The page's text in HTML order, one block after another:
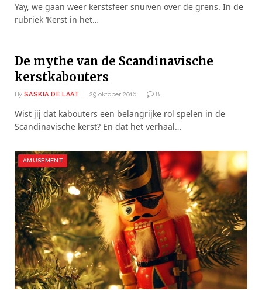
Yay, we gaan weer kerstsfeer snuiven over de grens. In de
rubriek ‘Kerst in het…
De mythe van de Scandinavische
kerstkabouters
By SASKIA DE LAAT 29 oktober 2016 8
Wist jij dat kabouters een belangrijke rol spelen in de
Scandinavische kerst? En dat het verhaal…
AMUSEMENT